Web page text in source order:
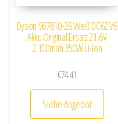
Dyson 967810-26 Weiß DC62 V6
Akku Original Ersatz 21,6V
2.100mah 350W Li-Ion
€74.41
Siehe Angebot